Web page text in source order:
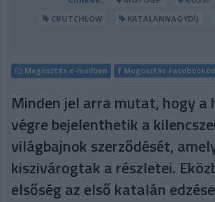
CRUTCHLOW
KATALÁNNAGYDÍJ
Megosztás e-mailben Megosztás Facebookon
Minden jel arra mutat, hogy a
végre bejelenthetik a
világbajnok szerződését,
kiszivárogtak a részletei.
elsőség az első katalán